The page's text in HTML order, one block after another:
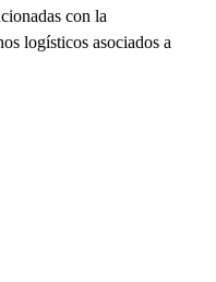
con la
logísticos asociados a